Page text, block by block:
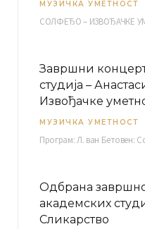
МУЗИЧКА УМЕТНОСТ
Завршни
студија –
Извођачке
МУЗИЧКА УМЕТНОСТ
Одбрана
академских
Сликарство